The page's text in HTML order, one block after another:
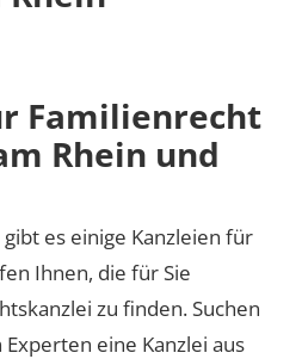
Familienrecht
Rhein und
es einige Kanzleien für
Ihnen, die für Sie
zu finden. Suchen
eine Kanzlei aus